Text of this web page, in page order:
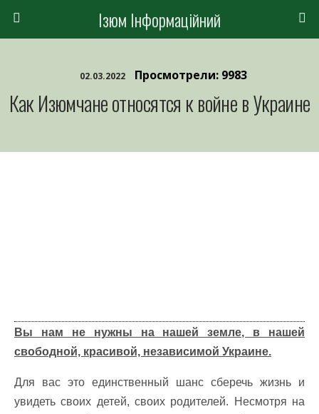
Ізюм Інформаційний
02.03.2022 Просмотрели: 9983
Как Изюмчане относятся к войне в Украине
Вы нам не нужны на нашей земле, в нашей
свободной, красивой, независимой Украине.
Для вас это единственный шанс сберечь жизнь и
увидеть своих детей, своих родителей. Несмотря на